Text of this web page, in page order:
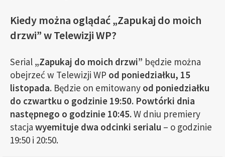
Kiedy można oglądać „Zapukaj do moich
drzwi” w Telewizji WP?
Serial „Zapukaj do moich drzwi” będzie można
obejrzeć w Telewizji WP od poniedziałku, 15
listopada. Będzie on emitowany od poniedziałku
do czwartku o godzinie 19:50. Powtórki dnia
następnego o godzinie 10:45.W dniu premiery
stacja wyemituje dwa odcinki serialu – o godzinie
19:50 i 20:50.